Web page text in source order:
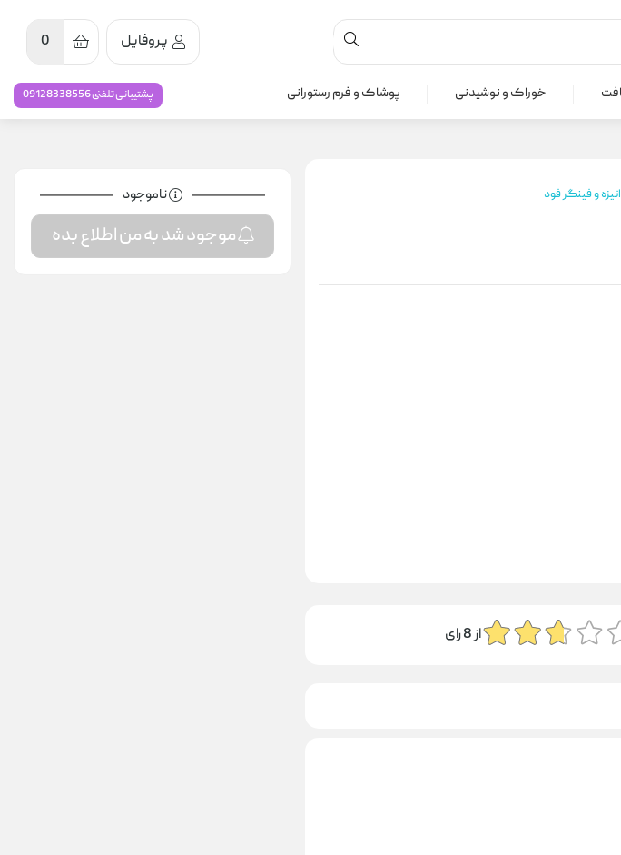
پروفایل 0
خوراک و نوشیدنی پوشاک و فرم رستورانی پشتیبانی تلفنی 09128338556
و فینگر فود
از8رای
ناموجود
موجود شد به من اطلاع بده